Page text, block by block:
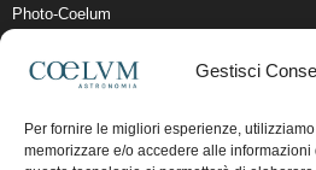
Gestisci
Per fornire le migliori esperienze,
memorizzare e/o accedere alle
Photo-Coelum
News di Astronomia
Cielo del Mese
Astronomia, Astrofisica e Cosmologia